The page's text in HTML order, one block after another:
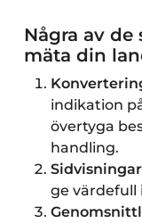
Några av de
mäta din
indikation
övertyga
handling.
ge värdefull